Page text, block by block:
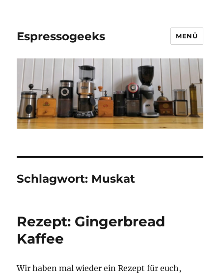
Espressogeeks MENÜ
Schlagwort: Muskat
Rezept: Gingerbread
Kaffee
Wir haben mal wieder ein Rezept für euch,